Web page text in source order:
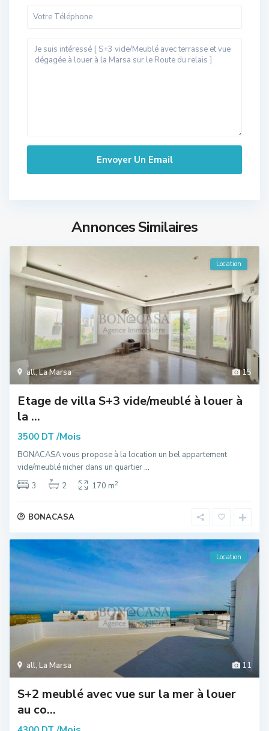
Annonces Similaires
15
all,La Marsa
Location
Etage de villa S+3 vide/meublé à louer à
la ...
3500 DT /Mois
BONACASA vous propose à la location un bel appartement
vide/meublé nicher dans un quartier...
3
2 170 m2
BONACASA
11
all, La Marsa
Location
S+2 meublé avec vue sur la mer à louer
au co...